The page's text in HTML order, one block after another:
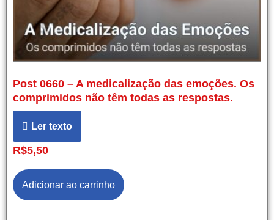
Post 0660 – A medicalização das emoções. Os
comprimidos não têm todas as respostas.
Ler texto
R$5,50
Adicionar ao carrinho